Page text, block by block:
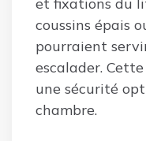
et fixations du
coussins épais
pourraient
escalader.
une sécurité
chambre.